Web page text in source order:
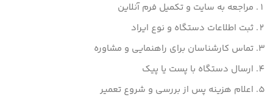
مراجعه به سایت و تکمیل فرم آنلاین
ثبت اطلاعات دستگاه و نوع ایراد
تماس کارشناسان برای راهنمایی و مشاوره
ارسال دستگاه با پست یا پیک
اعلام هزینه پس از بررسی و شروع تعمیر